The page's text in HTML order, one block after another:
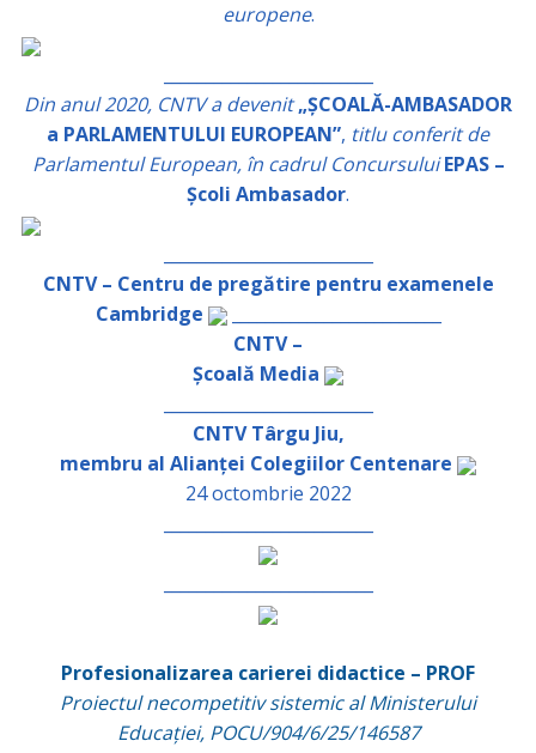
europene.
Din anul 2020, CNTV a devenit „ȘCOALĂ-AMBASADOR
a PARLAMENTULUI EUROPEAN”, titlu conferit de
Parlamentul European, în cadrul Concursului EPAS –
Școli Ambasador.
CNTV – Centru de pregătire pentru examenele
Cambridge
_________________________
CNTV –
Școală Media
CNTV Târgu Jiu,
membru al Alianței Colegiilor Centenare
24 octombrie 2022
Profesionalizarea carierei didactice – PROF
Proiectul necompetitiv sistemic al Ministerului
Educației, POCU/904/6/25/146587